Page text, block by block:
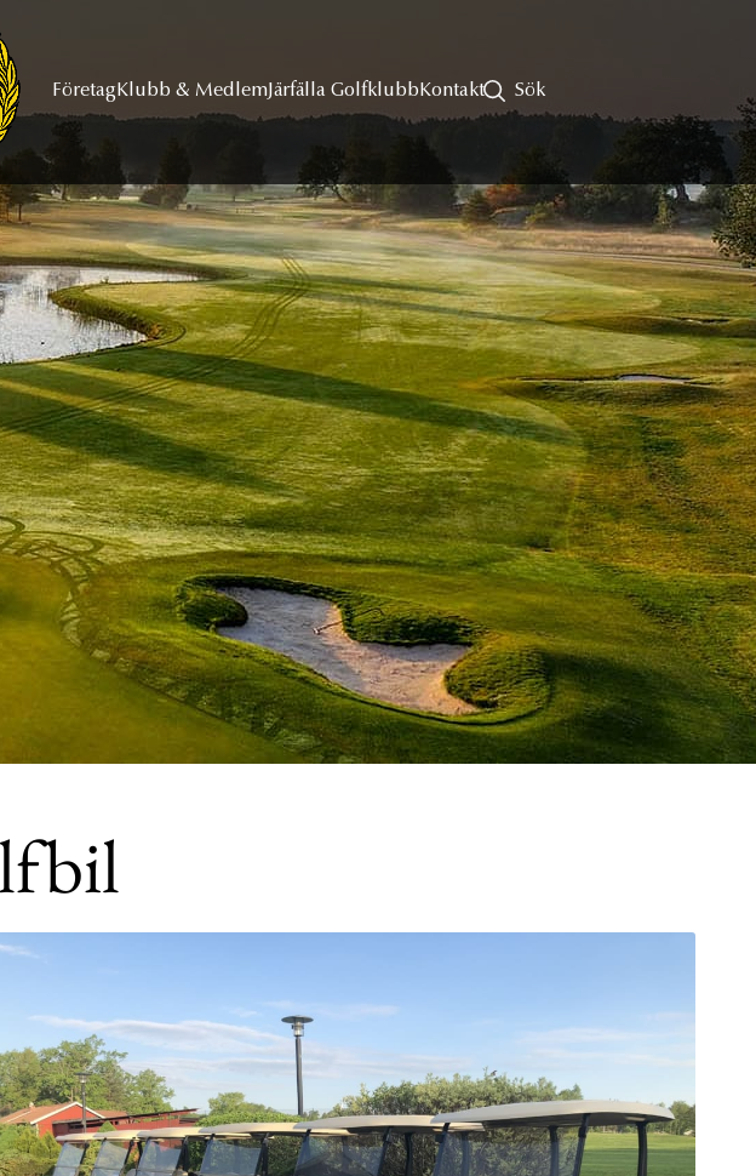
FöretagKlubb & MedlemJärfälla Golfklubb Kontakt Sök